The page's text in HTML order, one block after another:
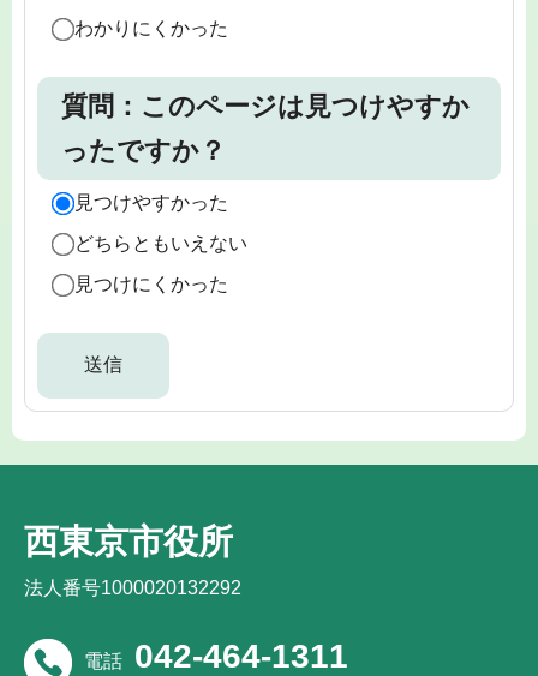
わかりにくかった
質問：このページは見つけやすか
ったですか？
見つけやすかった
どちらともいえない
見つけにくかった
西東京市役所
法人番号1000020132292
電話 042-464-1311